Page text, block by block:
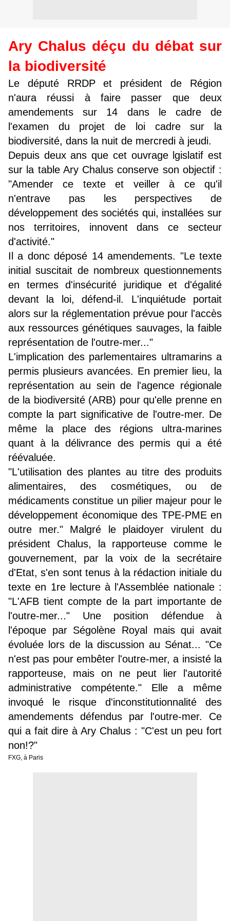
Ary Chalus déçu du débat sur
la biodiversité
Le député RRDP et président de Région
n'aura réussi à faire passer que deux
amendements sur 14 dans le cadre de
l'examen du projet de loi cadre sur la
biodiversité, dans la nuit de mercredi à jeudi.
Depuis deux ans que cet ouvrage lgislatif est
sur la table Ary Chalus conserve son objectif :
"Amender ce texte et veiller à ce qu'il
n'entrave pas les perspectives de
développement des sociétés qui, installées sur
nos territoires, innovent dans ce secteur
d'activité."
Il a donc déposé 14 amendements. "Le texte
initial suscitait de nombreux questionnements
en termes d'insécurité juridique et d'égalité
devant la loi, défend-il. L'inquiétude portait
alors sur la réglementation prévue pour l'accès
aux ressources génétiques sauvages, la faible
représentation de l'outre-mer..."
L'implication des parlementaires ultramarins a
permis plusieurs avancées. En premier lieu, la
représentation au sein de l'agence régionale
de la biodiversité (ARB) pour qu'elle prenne en
compte la part significative de l'outre-mer. De
même la place des régions ultra-marines
quant à la délivrance des permis qui a été
réévaluée.
"L'utilisation des plantes au titre des produits
alimentaires, des cosmétiques, ou de
médicaments constitue un pilier majeur pour le
développement économique des TPE-PME en
outre mer." Malgré le plaidoyer virulent du
président Chalus, la rapporteuse comme le
gouvernement, par la voix de la secrétaire
d'Etat, s'en sont tenus à la rédaction initiale du
texte en 1re lecture à l'Assemblée nationale :
"L'AFB tient compte de la part importante de
l'outre-mer..." Une position défendue à
l'époque par Ségolène Royal mais qui avait
évoluée lors de la discussion au Sénat... "Ce
n'est pas pour embêter l'outre-mer, a insisté la
rapporteuse, mais on ne peut lier l'autorité
administrative compétente." Elle a même
invoqué le risque d'inconstitutionnalité des
amendements défendus par l'outre-mer. Ce
qui a fait dire à Ary Chalus : "C'est un peu fort
non!?"
FXG, à Paris